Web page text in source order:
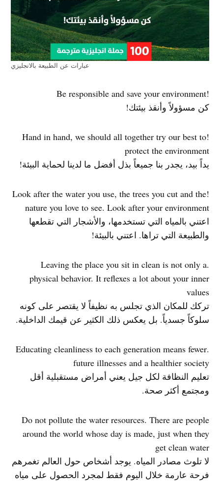
عبارات عن الطبيعة بالانجليزي
!Be responsible and save your environment
كن مسؤولاً وأنقذ بيئتك!
!Hand in hand, we should all together try our best to
protect the environment
يداً بيد، يجدر بنا جميعاً بذل أفضل ما لدينا لحماية البيئة!
!Look after the water you use, the trees you cut and the
nature you love to see. Look after your environment
اعتني بالمياه التي تستخدمها، والأشجار التي تقطعها
والطبيعة التي تراها. اعتني بالبيئة!
.Leaving the place you sit in clean is not only a
physical behavior. It reflexes a lot about your inner
values
تركك للمكان الذي تجلس به نظيفاً لا يقتصر على كونه
سلوكاً جسدياً. بل يعكس ذلك الكثير عن قيمك الداخلية.
.Educating cleanliness to each generation means fewer
future illnesses and a healthier society
تعليم النظافة لكل جيل يعني أمراض مستقبلية أقل
ومجتمع أكثر صحة.
Do not pollute the water resources. There are people
around the world whose day is made, just when they
get clean water
لا تلوث مصادر المياه. يوجد أشخاص حول العالم تغمرهم
فرحة عارمة خلال اليوم فقط لمجرد الحصول على مياه